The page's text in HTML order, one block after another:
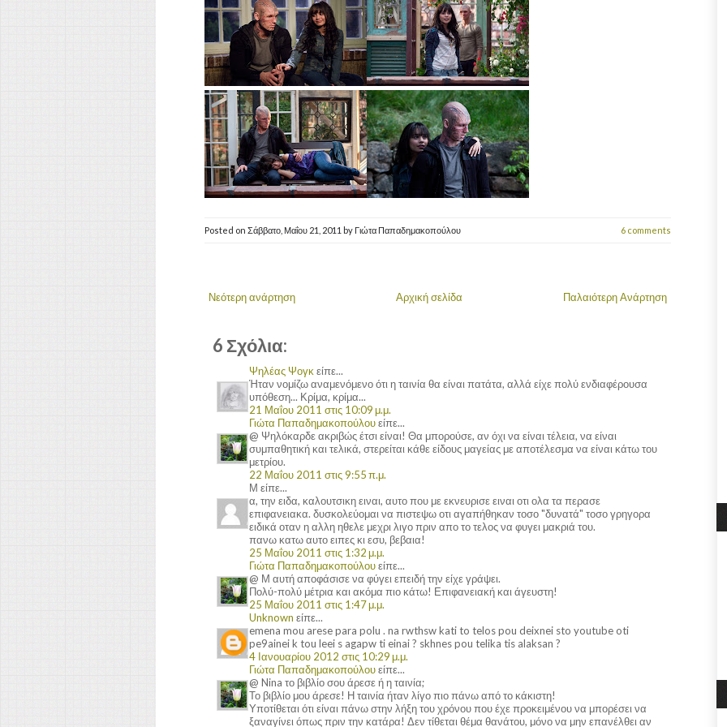
Posted on Σάββατο, Μαΐου 21, 2011 by Γιώτα Παπαδημακοπούλου 6 comments
Νεότερη ανάρτηση Παλαιότερη Ανάρτηση
Αρχική σελίδα
6 Σχόλια:
Ψηλέας Ψογκ είπε...
Ήταν νομίζω αναμενόμενο ότι η ταινία θα είναι πατάτα, αλλά είχε πολύ ενδιαφέρουσα
υπόθεση... Κρίμα, κρίμα...
21 Μαΐου 2011 στις 10:09 μ.μ.
Γιώτα Παπαδημακοπούλουείπε...
@ Ψηλόκαρδε ακριβώς έτσι είναι! Θα μπορούσε, αν όχι να είναι τέλεια, να είναι
συμπαθητική και τελικά, στερείται κάθε είδους μαγείας με αποτέλεσμα να είναι κάτω του
μετρίου.
22 Μαΐου 2011 στις 9:55 π.μ.
Μ είπε...
α, την ειδα, καλουτσικη ειναι, αυτο που με εκνευρισε ειναι οτι ολα τα περασε
επιφανειακα. δυσκολεύομαι να πιστεψω οτι αγαπήθηκαν τοσο "δυνατά" τοσο γρηγορα
ειδικά οταν η αλλη ηθελε μεχρι λιγο πριν απο το τελος να φυγει μακριά του.
πανω κατω αυτο ειπες κι εσυ, βεβαια!
25 Μαΐου 2011 στις 1:32 μ.μ.
Γιώτα Παπαδημακοπούλουείπε...
@ Μ αυτή αποφάσισε να φύγει επειδή την είχε γράψει.
Πολύ-πολύ μέτρια και ακόμα πιο κάτω! Επιφανειακή και άγευστη!
25 Μαΐου 2011 στις 1:47 μ.μ.
Unknown είπε...
emena mou arese para polu . na rwthsw kati to telos pou deixnei sto youtube oti
pe9ainei k tou leei s agapw ti einai ? skhnes pou telika tis alaksan ?
4 Ιανουαρίου 2012 στις 10:29 μ.μ.
Γιώτα Παπαδημακοπούλουείπε...
@ Nina το βιβλίο σου άρεσε ή η ταινία;
Το βιβλίο μου άρεσε! Η ταινία ήταν λίγο πιο πάνω από το κάκιστη!
Υποτίθεται ότι είναι πάνω στην λήξη του χρόνου που έχε προκειμένου να μπορέσει να
ξαναγίνει όπως πριν την κατάρα! Δεν τίθεται θέμα θανάτου, μόνο να μην επανέλθει αν